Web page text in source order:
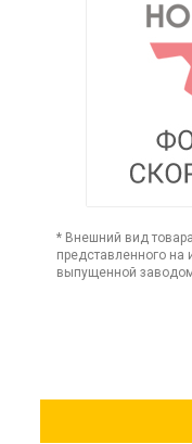
* Внешний вид
представленного на
выпущенной